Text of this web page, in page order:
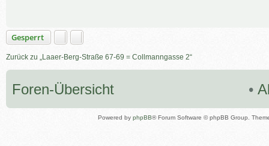
Gesperrt
Zurück zu „Laaer-Berg-Straße 67-69 = Collmanngasse 2“
Foren-Übersicht •
Powered by phpBB® Forum Software © phpBB Group.